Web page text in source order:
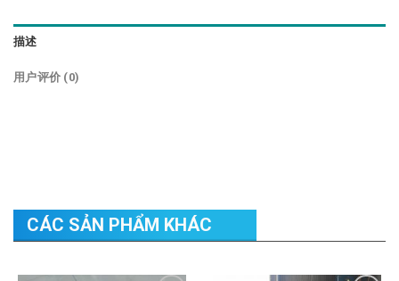
描述
用户评价 (0)
CÁC SẢN PHẨM KHÁC